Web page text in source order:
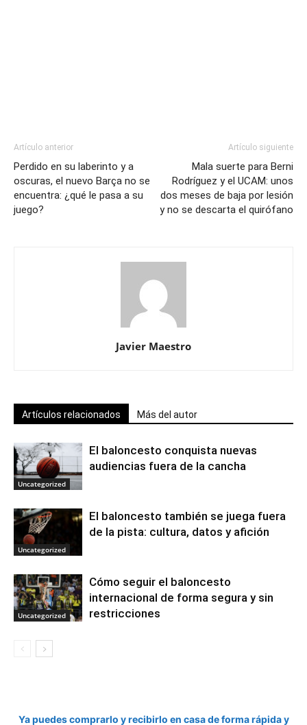
Artículo anterior
Perdido en su laberinto y a
oscuras, el nuevo Barça no se
encuentra: ¿qué le pasa a su
juego?
Artículo siguiente
Mala suerte para Berni
Rodríguez y el UCAM: unos
dos meses de baja por lesión
y no se descarta el quirófano
Javier Maestro
Artículos relacionados Más del autor
Uncategorized
El baloncesto conquista nuevas
audiencias fuera de la cancha
Uncategorized
El baloncesto también se juega fuera
de la pista: cultura, datos y afición
Uncategorized
Cómo seguir el baloncesto
internacional de forma segura y sin
restricciones
Ya puedes comprarlo y recibirlo en casa de forma rápida y